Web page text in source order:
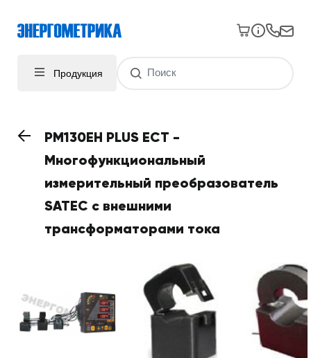
Продукция
PM130EH PLUS ECT -
Многофункциональный
измерительный преобразователь
SATEC с внешними
трансформаторами тока